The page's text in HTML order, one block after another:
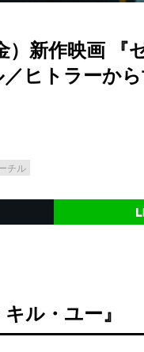
新作映画 『
ヒトラーから
チル
ル・ユー』